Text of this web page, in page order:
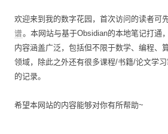
欢迎来到我的数字花园，首次访问的读者可
谱。本网站与基于Obsidian的本地笔记打通
内容涵盖广泛，包括但不限于数学、编程、
领域，除此之外还有很多课程/书籍/论文学
的记录。
希望本网站的内容能够对你有所帮助~